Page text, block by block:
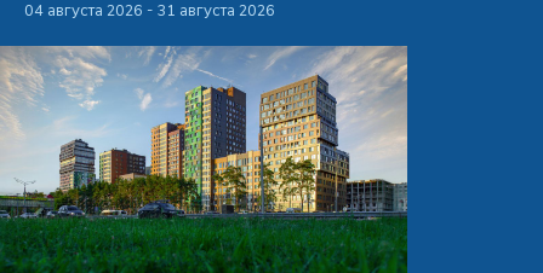
04 августа 2026 - 31 августа 2026